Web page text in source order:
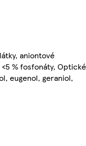
aniontové
% fosfonáty, Optické
eugenol, geraniol,